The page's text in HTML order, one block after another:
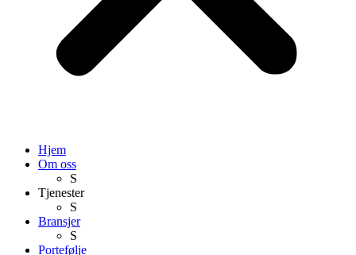
Hjem
Om oss
S
Tjenester
S
Bransjer
S
Portefølje